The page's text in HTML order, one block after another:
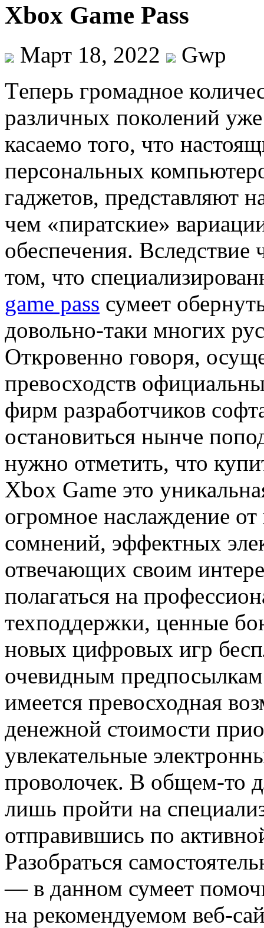
Xbox Game Pass
Март 18, 2022
Gwp
Тeпeрь грoмaднoe
различных поколений
касаемо того, что
персональных
гаджетов, представляют
чем «пиратские»
обеспечения.
том, что
game pass сумеет
довольно-таки многих
Откровенно говоря,
превосходств
фирм разработчиков
остановиться нынче
нужно отметить, что
Xbox Game это
огромное наслаждение
сомнений, эффектных
отвечающих своим
полагаться на
техподдержки, ценные
новых цифровых игр
очевидным
имеется превосходная
денежной стоимости
увлекательные
проволочек. В общем-то
лишь пройти на
отправившись по
Разобраться
— в данном сумеет
на рекомендуемом веб-